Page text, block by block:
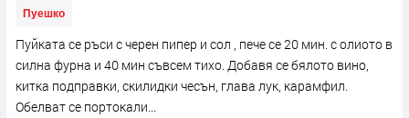
Пуешко
Пуйката се ръси с черен пипер и сол , пече се 20 мин. с олиото в
силна фурна и 40 мин съвсем тихо. Добавя се бялото вино,
китка подправки, скилидки чесън, глава лук, карамфил.
Обелват се портокали...